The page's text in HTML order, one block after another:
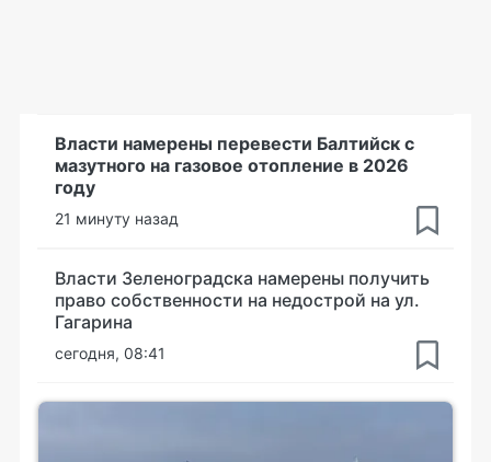
Власти намерены перевести Балтийск с
мазутного на газовое отопление в 2026
году
21 минуту назад
Власти Зеленоградска намерены получить
право собственности на недострой на ул.
Гагарина
сегодня, 08:41